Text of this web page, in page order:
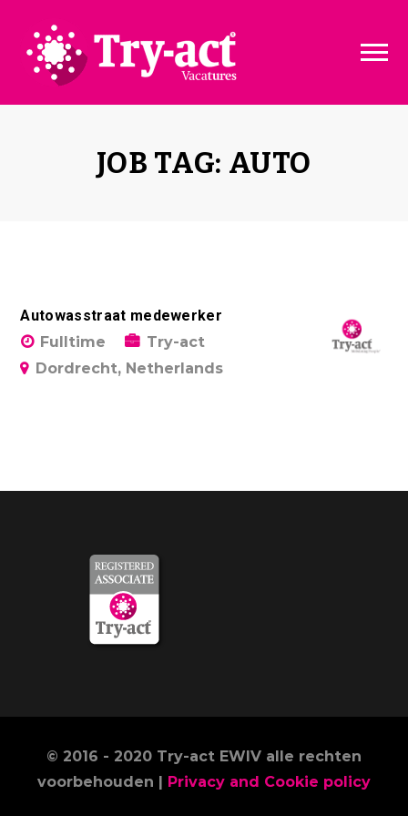
JOB TAG: AUTO
Autowasstraat medewerker
Fulltime
Try-act
Dordrecht, Netherlands
© 2016 - 2020 Try-act EWIV alle rechten
voorbehouden | Privacy and Cookie policy
Vacature dashboard
Pakketten & Tarieven
Over ons
Disclaimer